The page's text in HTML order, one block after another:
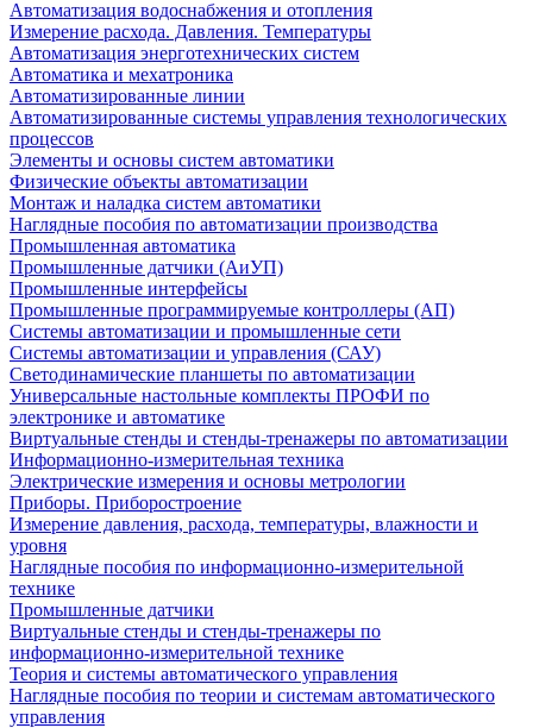
Автоматизация водоснабжения и отопления
Измерение расхода. Давления. Температуры
Автоматизация энерготехнических систем
Автоматика и мехатроника
Автоматизированные линии
Автоматизированные системы управления технологических
процессов
Элементы и основы систем автоматики
Физические объекты автоматизации
Монтаж и наладка систем автоматики
Наглядные пособия по автоматизации производства
Промышленная автоматика
Промышленные датчики (АиУП)
Промышленные интерфейсы
Промышленные программируемые контроллеры (АП)
Системы автоматизации и промышленные сети
Системы автоматизации и управления (САУ)
Светодинамические планшеты по автоматизации
Универсальные настольные комплекты ПРОФИ по
электронике и автоматике
Виртуальные стенды и стенды-тренажеры по автоматизации
Информационно-измерительная техника
Электрические измерения и основы метрологии
Приборы. Приборостроение
Измерение давления, расхода, температуры, влажности и
уровня
Наглядные пособия по информационно-измерительной
технике
Промышленные датчики
Виртуальные стенды и стенды-тренажеры по
информационно-измерительной технике
Теория и системы автоматического управления
Наглядные пособия по теории и системам автоматического
управления